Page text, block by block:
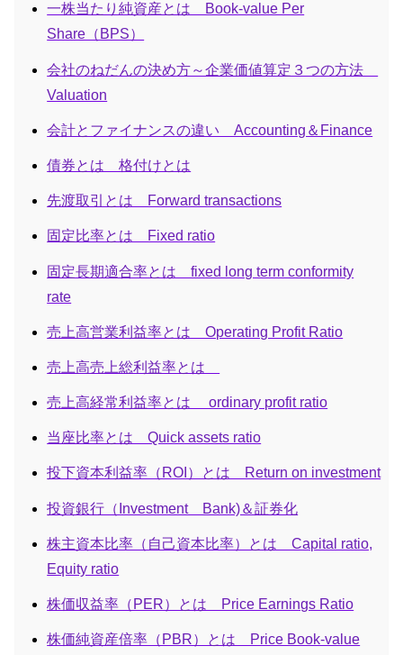
一株当たり純資産とは Book-value Per
Share（BPS）
会社のねだんの決め方～企業価値算定３つの方法
Valuation
会計とファイナンスの違い Accounting＆Finance
債券とは 格付けとは
先渡取引とは Forward transactions
固定比率とは Fixed ratio
固定長期適合率とは fixed long term conformity
rate
売上高営業利益率とは Operating Profit Ratio
売上高売上総利益率とは
売上高経常利益率とは ordinary profit ratio
当座比率とは Quick assets ratio
投下資本利益率（ROI）とは Return on investment
投資銀行（Investment Bank)＆証券化
株主資本比率（自己資本比率）とは Capital ratio,
Equity ratio
株価収益率（PER）とは Price Earnings Ratio
株価純資産倍率（PBR）とは Price Book-value